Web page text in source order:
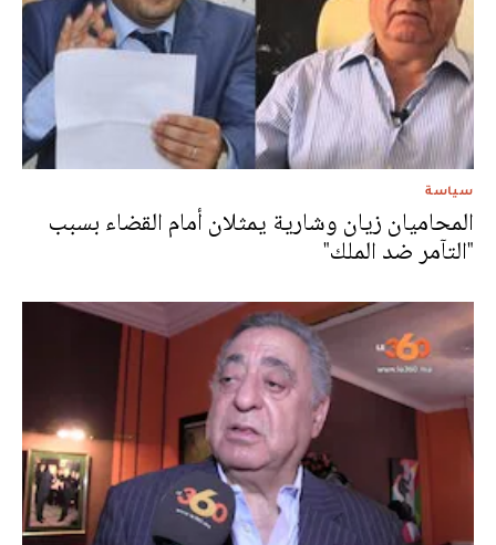
سياسة
المحاميان زيان وشارية يمثلان أمام القضاء بسبب
"التآمر ضد الملك"